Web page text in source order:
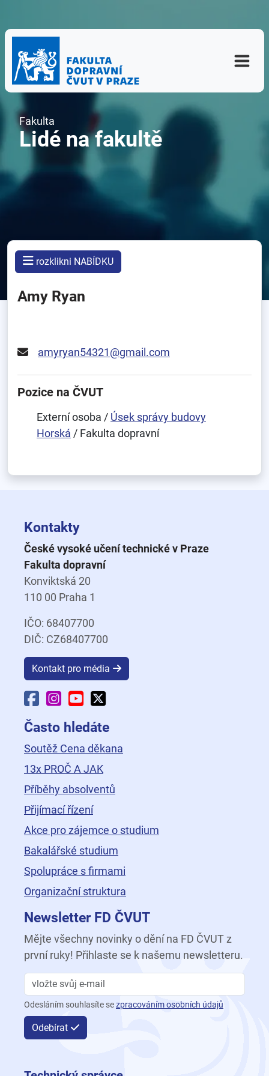
Fakulta
Lidé na fakultě
rozklikni NABÍDKU
Amy Ryan
amyryan54321@gmail.com
Pozice na ČVUT
Externí osoba / Úsek správy budovy
Horská / Fakulta dopravní
Kontakty
České vysoké učení technické v Praze
Fakulta dopravní
Konviktská 20
110 00 Praha 1
IČO: 68407700
DIČ: CZ68407700
Kontakt pro média
Facebook Fakulty dopravní
Instagram Fakulty dopravní
YouTube Fakulty dopravní
Často hledáte
Soutěž Cena děkana
13x PROČ A JAK
Příběhy absolventů
Přijímací řízení
Akce pro zájemce o studium
Bakalářské studium
Spolupráce s firmami
Organizační struktura
Newsletter FD ČVUT
Mějte všechny novinky o dění na FD ČVUT z
první ruky! Přihlaste se k našemu newsletteru.
Odesláním souhlasíte sezpracováním osobních údajů
Odebírat